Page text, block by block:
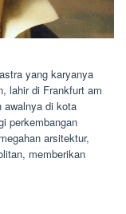
yang karyanya
lahir di Frankfurt am
awalnya di kota
perkembangan
arsitektur,
memberikan